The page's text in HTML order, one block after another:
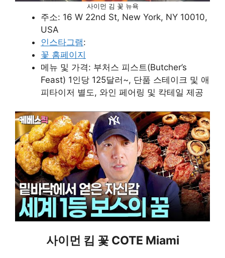
사이먼 김 꽃 뉴욕
주소: 16 W 22nd St, New York, NY 10010,
USA
인스타그램:
꽃 홈페이지
메뉴 및 가격: 부처스 피스트(Butcher’s
Feast) 1인당 125달러~, 단품 스테이크 및 애
피타이저 별도, 와인 페어링 및 칵테일 제공
사이먼 킴 꽃 COTE Miami